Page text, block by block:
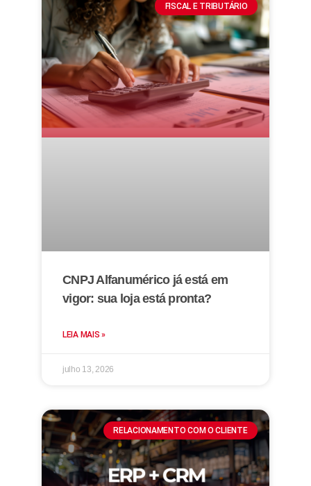
FISCAL E TRIBUTÁRIO
CNPJ Alfanumérico já está em
vigor: sua loja está pronta?
LEIA MAIS »
julho 13, 2026
RELACIONAMENTO COM O CLIENTE